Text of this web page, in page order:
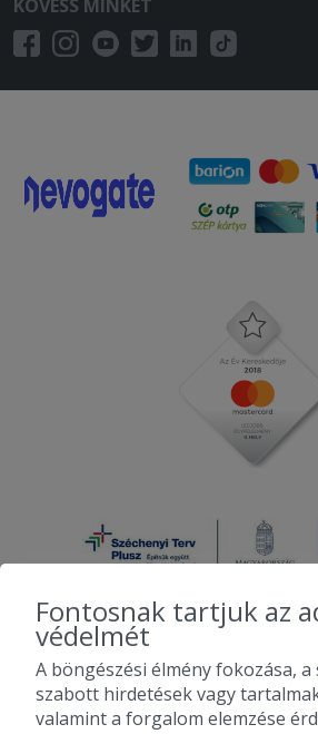
KÖVESS MINKET
2010-2026 Copyright - Falatozz.hu
Pizza, gyros, hamburger, menük kedvező
Fontosnak tartjuk az
védelmét
A böngészési élmény fokozása, a
szabott hirdetések vagy
valamint a forgalom elemzése